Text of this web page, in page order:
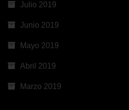
Julio 2019
Junio 2019
Mayo 2019
Abril 2019
Marzo 2019